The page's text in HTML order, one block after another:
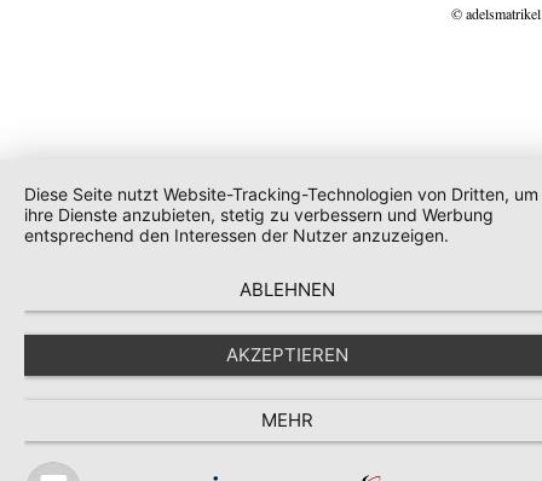
©
Diese Seite nutzt Website-Tracking-Technologien von Dritten, um
ihre Dienste anzubieten, stetig zu verbessern und Werbung
entsprechend den Interessen der Nutzer anzuzeigen.
ABLEHNEN
AKZEPTIEREN
MEHR